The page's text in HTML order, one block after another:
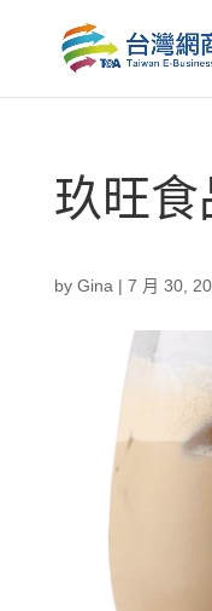
玖旺食
by Gina | 7 月 30,